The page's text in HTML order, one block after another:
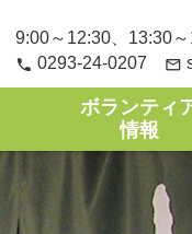
9:00～12:30、13:30
phone 0293-24-0207 mail_outline
ボランティ
情報